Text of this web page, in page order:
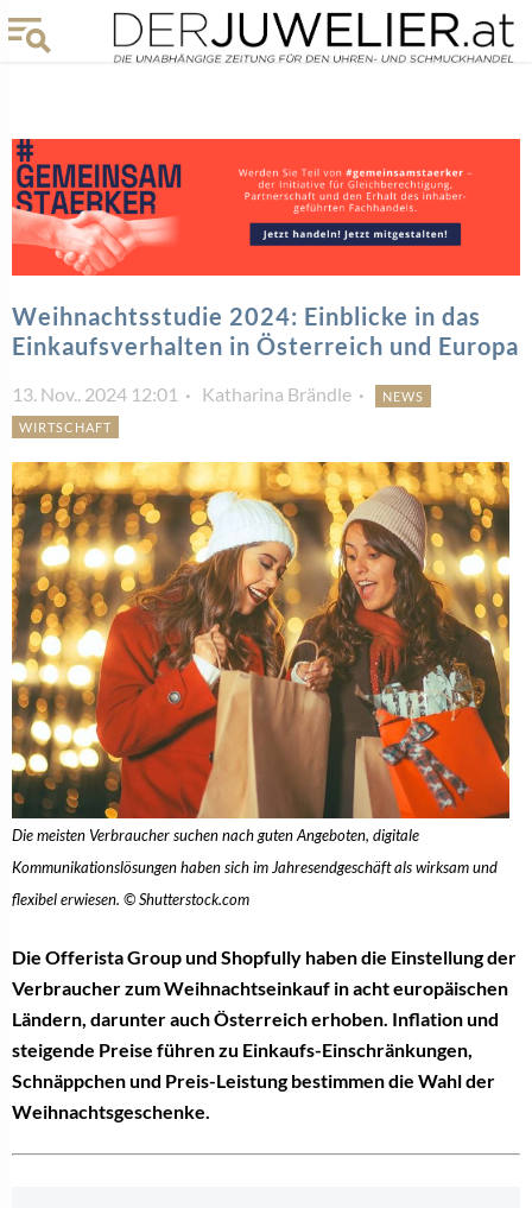
Weihnachtsstudie 2024: Einblicke in das
Einkaufsverhalten in Österreich und Europa
13. Nov.. 2024 12:01 Katharina Brändle
NEWS
WIRTSCHAFT
Die meisten Verbraucher suchen nach guten Angeboten, digitale
Kommunikationslösungen haben sich im Jahresendgeschäft als wirksam und
flexibel erwiesen. © Shutterstock.com
Die Offerista Group und Shopfully haben die Einstellung der
Verbraucher zum Weihnachtseinkauf in acht europäischen
Ländern, darunter auch Österreich erhoben. Inflation und
steigende Preise führen zu Einkaufs-Einschränkungen,
Schnäppchen und Preis-Leistung bestimmen die Wahl der
Weihnachtsgeschenke.